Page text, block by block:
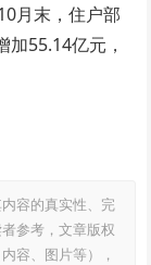
月末，住户部
55.14亿元，
容的真实性、完
参考，文章版权
容、图片等），